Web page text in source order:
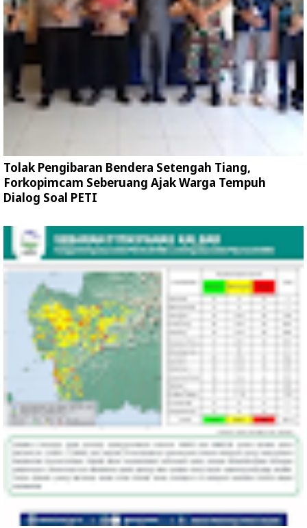
Tolak Pengibaran Bendera Setengah Tiang,
Forkopimcam Seberuang Ajak Warga Tempuh
Dialog Soal PETI